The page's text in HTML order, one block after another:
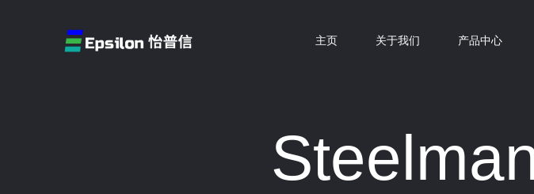
主页 关于我们 产品中心